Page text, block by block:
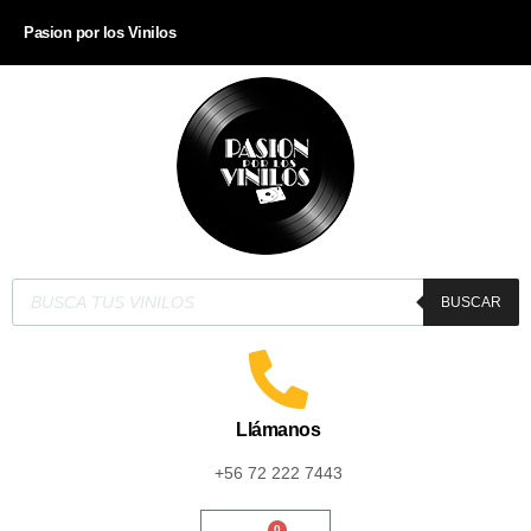
Pasion por los Vinilos
BUSCAR
Llámanos
+56 72 222 7443